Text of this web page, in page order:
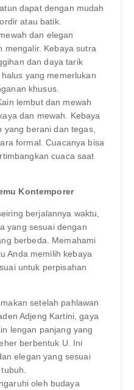
dapat dengan mudah
atau batik.
dan elegan
mengalir. Kebaya sutra
dan daya tarik
yang memerlukan
khusus.
lembut dan mewah
dan mewah. Kebaya
yang berani dan tegas,
formal. Cuacanya bisa
cuaca saat
Kontemporer
berjalannya waktu,
yang sesuai dengan
berbeda. Memahami
Anda memilih kebaya
untuk perpisahan
setelah pahlawan
Adjeng Kartini, gaya
lengan panjang yang
berbentuk U. Ini
elegan yang sesuai
oleh budaya